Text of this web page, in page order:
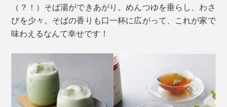
（？！）そば湯ができあがり。めんつゆを垂らし、わさ
びを少々。そばの香りも口一杯に広がって、これが家で
味わえるなんて幸せです！